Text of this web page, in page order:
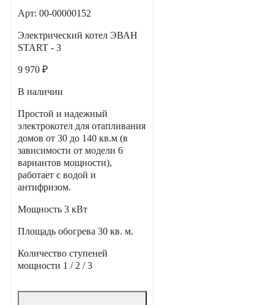
Арт: 00-00000152
Электрический котел ЭВАН
START - 3
9 970 ₽
В наличии
Простой и надежный
электрокотел для отапливания
домов от 30 до 140 кв.м (в
зависимости от модели 6
вариантов мощности),
работает с водой и
антифризом.
Мощность 3 кВт
Площадь обогрева 30 кв. м.
Количество ступеней
мощности 1 / 2 / 3